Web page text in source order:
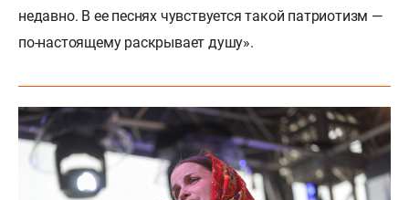
недавно. В ее песнях чувствуется такой патриотизм —
по-настоящему раскрывает душу».